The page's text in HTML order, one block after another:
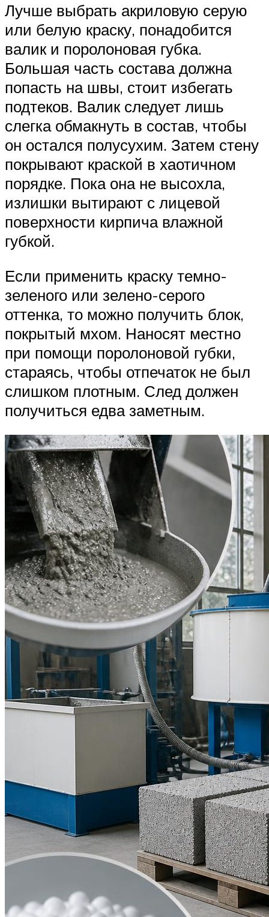
Лучше выбрать акриловую серую
или белую краску, понадобится
валик и поролоновая губка.
Большая часть состава должна
попасть на швы, стоит избегать
подтеков. Валик следует лишь
слегка обмакнуть в состав, чтобы
он остался полусухим. Затем стену
покрывают краской в хаотичном
порядке. Пока она не высохла,
излишки вытирают с лицевой
поверхности кирпича влажной
губкой.
Если применить краску темно-
зеленого или зелено-серого
оттенка, то можно получить блок,
покрытый мхом. Наносят местно
при помощи поролоновой губки,
стараясь, чтобы отпечаток не был
слишком плотным. След должен
получиться едва заметным.